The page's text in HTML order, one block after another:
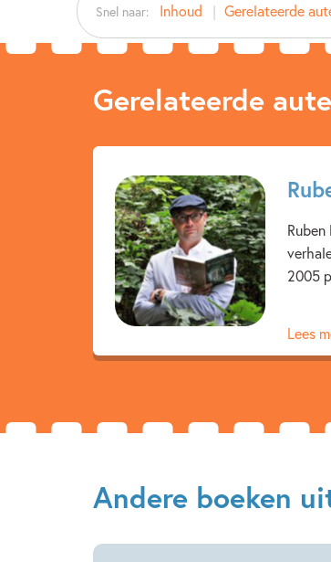
Snel naar: Inhoud Gerelateerde
Gerelateerde
2005
Lees
Andere boeken